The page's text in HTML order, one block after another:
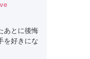
あとに後悔
を好きにな